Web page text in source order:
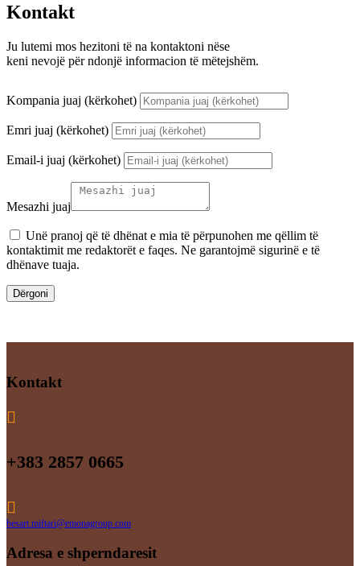
Kontakt
Ju lutemi mos hezitoni të na kontaktoni nëse
keni nevojë për ndonjë informacion të mëtejshëm.
Kompania juaj (kërkohet)
Emri juaj (kërkohet)
Email-i juaj (kërkohet)
Mesazhi juaj
Unë pranoj që të dhënat e mia të përpunohen me qëllim të
kontaktimit me redaktorët e faqes. Ne garantojmë sigurinë e të
dhënave tuaja.
Dërgoni
Kontakt

+383 2857 0665

besart.miftari@emonagroup.com
Adresa e shperndaresit